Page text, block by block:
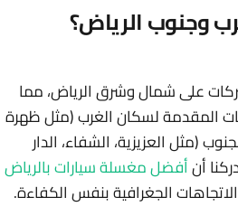
وجنوب الرياض؟
على شمال وشرق الرياض، مما
المقدمة لسكان الغرب (مثل ظهرة
(مثل العزيزية، الشفاء، الدار
أنأفضل مغسلة سيارات بالرياض
الجغرافية بنفس الكفاءة.